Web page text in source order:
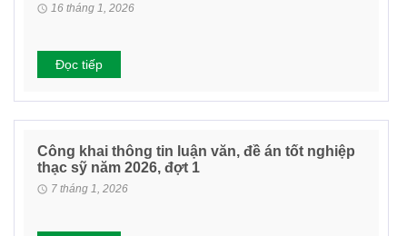
16 tháng 1, 2026
Đọc tiếp
Công khai thông tin luận văn, đề án tốt nghiệp
thạc sỹ năm 2026, đợt 1
7 tháng 1, 2026